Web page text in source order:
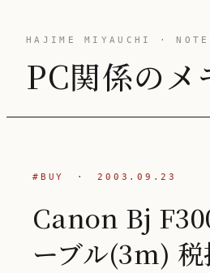
HAJIME MIYAUCHI ·
PC関係のメ
#BUY · 2003.09.23
Canon Bj
ーブル(3m)